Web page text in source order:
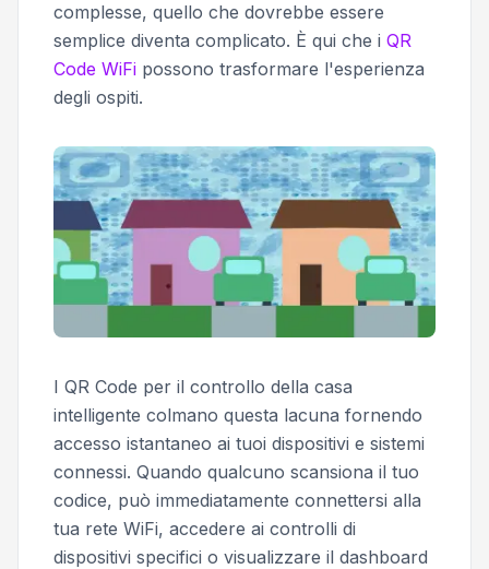
complesse, quello che dovrebbe essere
semplice diventa complicato. È qui che i QR
Code WiFi possono trasformare l'esperienza
degli ospiti.
I QR Code per il controllo della casa
intelligente colmano questa lacuna fornendo
accesso istantaneo ai tuoi dispositivi e sistemi
connessi. Quando qualcuno scansiona il tuo
codice, può immediatamente connettersi alla
tua rete WiFi, accedere ai controlli di
dispositivi specifici o visualizzare il dashboard